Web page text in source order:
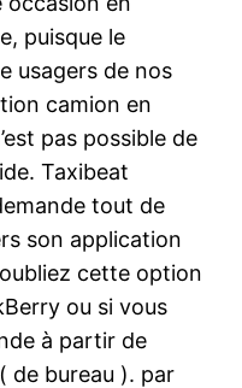
puisque le
usagers de nos
camion en
pas possible de
Taxibeat
tout de
son application
cette option
ou si vous
à partir de
de bureau ). par